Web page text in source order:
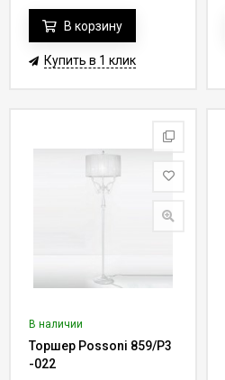
В корзину
Купить в 1 клик
В наличии
Торшер Possoni 859/P3
-022